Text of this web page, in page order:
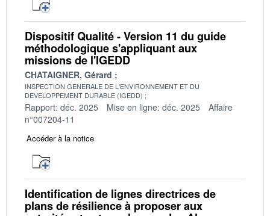
Dispositif Qualité - Version 11 du guide
méthodologique s'appliquant aux
missions de l'IGEDD
CHATAIGNER, Gérard
INSPECTION GENERALE DE L'ENVIRONNEMENT ET DU
DEVELOPPEMENT DURABLE (IGEDD)
Rapport: déc. 2025 Mise en ligne: déc. 2025
Affaire
n°007204-11
Accéder à la notice
Identification de lignes directrices de
plans de résilience à proposer aux